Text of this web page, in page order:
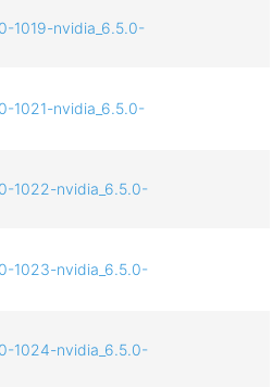
1019-nvidia_6.5.0-
1021-nvidia_6.5.0-
1022-nvidia_6.5.0-
1023-nvidia_6.5.0-
1024-nvidia_6.5.0-